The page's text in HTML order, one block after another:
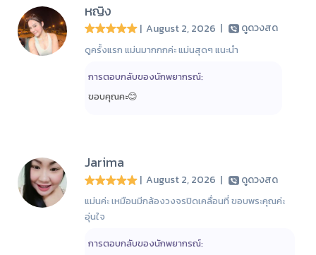
หญิง
| August 2, 2026 | ดูดวงสด
ดูครั้งแรก แม่นมากกกค่ะ แม่นสุดๆ แนะนำ
การตอบกลับของนักพยากรณ์:
ขอบคุณคะ😊
Jarima
| August 2, 2026 | ดูดวงสด
แม่นค่ะ เหมือนมีกล้องวงจรปิดเคลื่อนที่ ขอบพระคุณค่ะ
อุ่นใจ
การตอบกลับของนักพยากรณ์: